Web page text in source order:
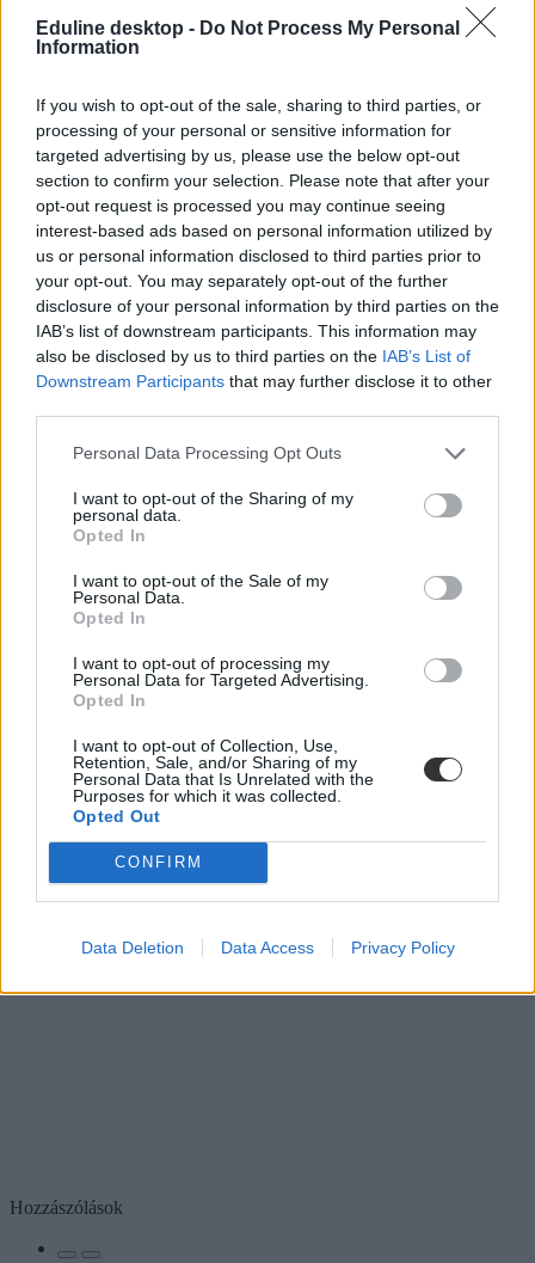
Eduline desktop - Do Not Process My Personal
Information
If you wish to opt-out of the sale, sharing to third parties, or
processing of your personal or sensitive information for
targeted advertising by us, please use the below opt-out
section to confirm your selection. Please note that after your
opt-out request is processed you may continue seeing
interest-based ads based on personal information utilized by
us or personal information disclosed to third parties prior to
your opt-out. You may separately opt-out of the further
disclosure of your personal information by third parties on the
IAB’s list of downstream participants. This information may
also be disclosed by us to third parties on the IAB’s List of
Downstream Participants that may further disclose it to other
Personal Data Processing Opt Outs
I want to opt-out of the Sharing of my
personal data.
Opted In
I want to opt-out of the Sale of my
Personal Data.
Opted In
I want to opt-out of processing my
Personal Data for Targeted Advertising.
Opted In
I want to opt-out of Collection, Use,
Retention, Sale, and/or Sharing of my
Personal Data that Is Unrelated with the
Purposes for which it was collected.
Opted Out
CONFIRM
Data Deletion Data Access Privacy Policy
pedagógussztrájk
érettségi 2023 május
érettségi bojkott
Hozzászólások